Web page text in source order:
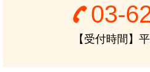
03-
【受付時間】